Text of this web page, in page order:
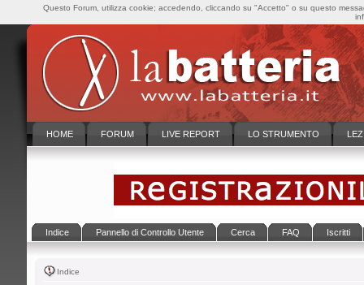
HOME FORUM LIVE REPORT LO STRUMENTO
Indice Pannello di Controllo Utente Cerca FAQ Iscritti
Indice
Questo Forum, utilizza cookie; accedendo, cliccando su "Accetto" o su questo